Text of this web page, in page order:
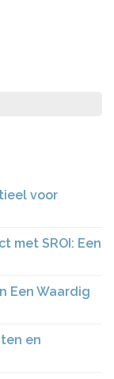
voor
met SROI: Een
Een Waardig
en